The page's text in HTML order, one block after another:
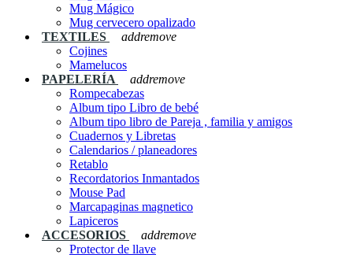
Mug Mágico
Mug cervecero opalizado
TEXTILES
addremove
Cojines
Mamelucos
PAPELERÍA
addremove
Rompecabezas
Album tipo Libro de bebé
Album tipo libro de Pareja , familia y amigos
Cuadernos y Libretas
Calendarios / planeadores
Retablo
Recordatorios Inmantados
Mouse Pad
Marcapaginas magnetico
Lapiceros
ACCESORIOS
addremove
Protector de llave